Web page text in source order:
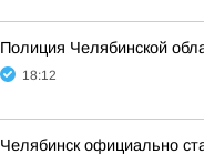
Полиция Челябинской
18:12
Челябинск официально